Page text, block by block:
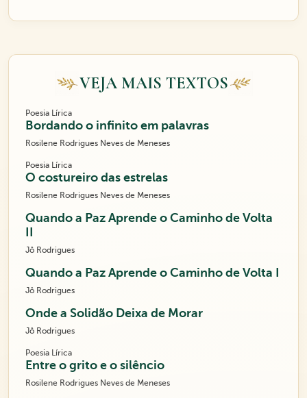
VEJA MAIS TEXTOS
Poesia Lírica
Bordando o infinito em palavras
Rosilene Rodrigues Neves de Meneses
Poesia Lírica
O costureiro das estrelas
Rosilene Rodrigues Neves de Meneses
Quando a Paz Aprende o Caminho de Volta
Jô Rodrigues
Quando a Paz Aprende o Caminho de Volta I
Jô Rodrigues
Onde a Solidão Deixa de Morar
Jô Rodrigues
Poesia Lírica
Entre o grito e o silêncio
Rosilene Rodrigues Neves de Meneses